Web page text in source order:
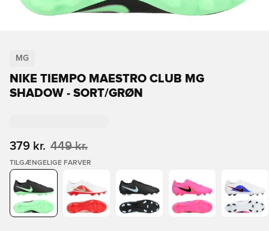
MG
NIKE TIEMPO MAESTRO CLUB MG
SHADOW - SORT/GRØN
379 kr. 449 kr.
TILGÆNGELIGE FARVER